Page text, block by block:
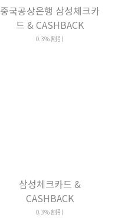
중국공상은행 삼성체크카
드 & CASHBACK
0.3% 割引
삼성체크카드 &
CASHBACK
0.3% 割引